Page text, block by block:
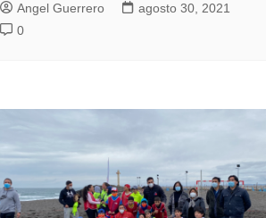
Angel Guerrero
agosto 30, 2021
0